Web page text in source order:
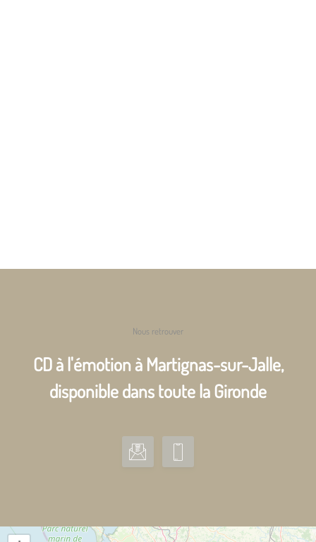
Nous retrouver
CD à l'émotion à Martignas-sur-Jalle,
disponible dans toute la Gironde